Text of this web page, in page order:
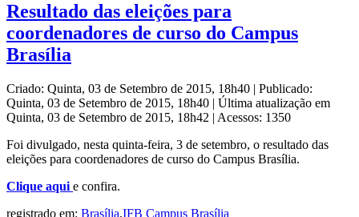
Resultado das eleições para
coordenadores de curso do Campus
Brasília
Criado: Quinta, 03 de Setembro de 2015, 18h40 | Publicado:
Quinta, 03 de Setembro de 2015, 18h40 | Última atualização em
Quinta, 03 de Setembro de 2015, 18h42 | Acessos: 1350
Foi divulgado, nesta quinta-feira, 3 de setembro, o resultado das
eleições para coordenadores de curso do Campus Brasília.
Clique aqui e confira.
registrado em: Brasília,IFB Campus Brasília